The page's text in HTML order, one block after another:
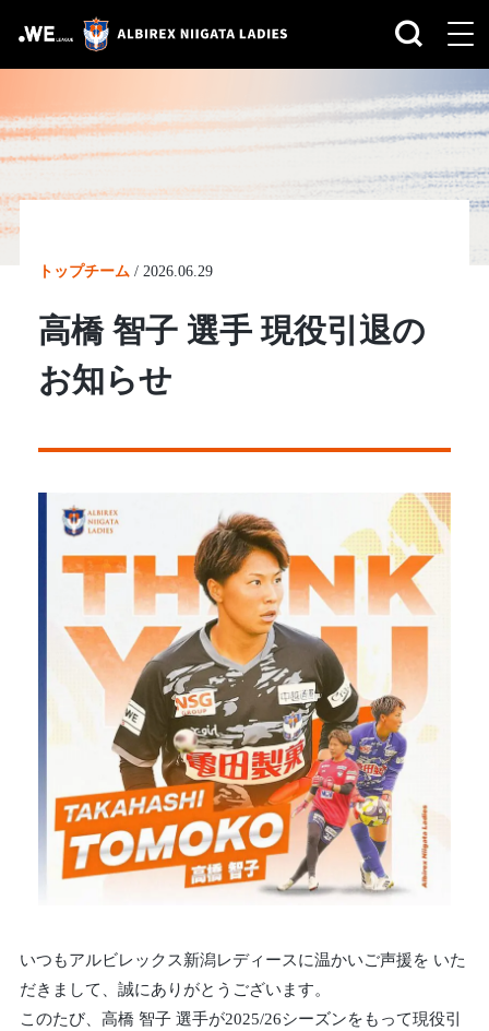
トップチーム / 2026.06.29
高橋 智子 選手 現役引退の
お知らせ
いつもアルビレックス新潟レディースに温かいご声援を いた
だきまして、誠にありがとうございます。
このたび、高橋 智子 選手が2025/26シーズンをもって現役引